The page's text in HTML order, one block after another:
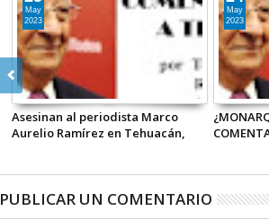
Parlamentarios podrán emitir su
opinión sobre el Plan de
Feb
2024
Ricardo
cobren:
Ago
2023
PUBLICAR UN COMENTARIO